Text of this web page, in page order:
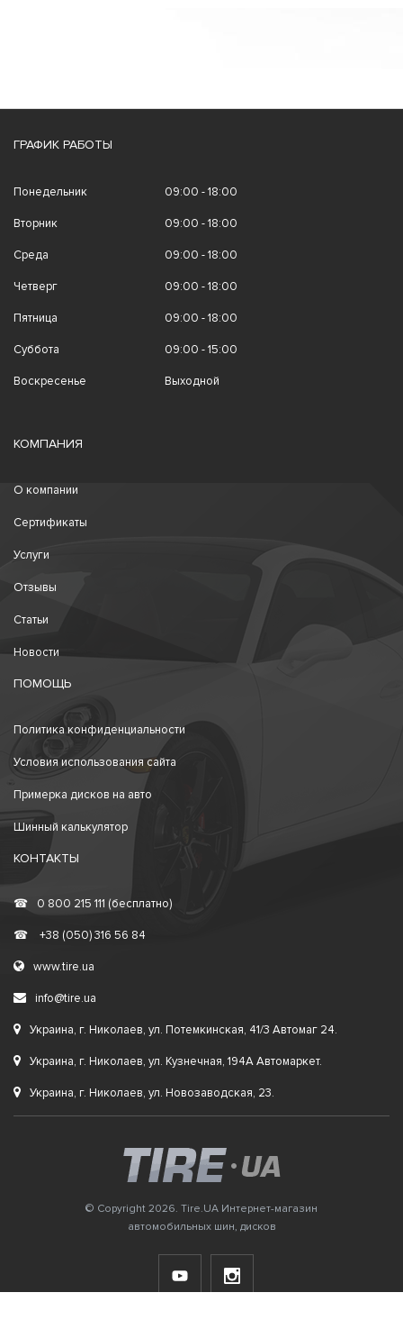
ГРАФИК РАБОТЫ
Понедельник 09:00 - 18:00
Вторник 09:00 - 18:00
Среда 09:00 - 18:00
Четверг 09:00 - 18:00
Пятница 09:00 - 18:00
Суббота 09:00 - 15:00
Воскресенье Выходной
КОМПАНИЯ
О компании
Сертификаты
Услуги
Отзывы
Статьи
Новости
ПОМОЩЬ
Политика конфиденциальности
Условия использования сайта
Примерка дисков на авто
Шинный калькулятор
КОНТАКТЫ
☎ 0 800 215 111 (бесплатно)
☎ +38 (050) 316 56 84
www.tire.ua
info@tire.ua
Украина, г. Николаев, ул. Потемкинская, 41/3 Автомаг 24.
Украина, г. Николаев, ул. Кузнечная, 194А Автомаркет.
Украина, г. Николаев, ул. Новозаводская, 23.
© Copyright 2026. Tire.UA Интернет-магазин
автомобильных шин, дисков